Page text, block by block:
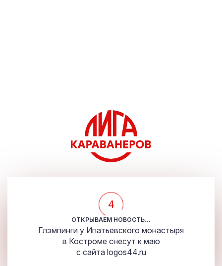
4
ОТКРЫВАЕМ НОВОСТЬ...
Глэмпинги у Ипатьевского монастыря
в Костроме снесут к маю
с сайта logos44.ru